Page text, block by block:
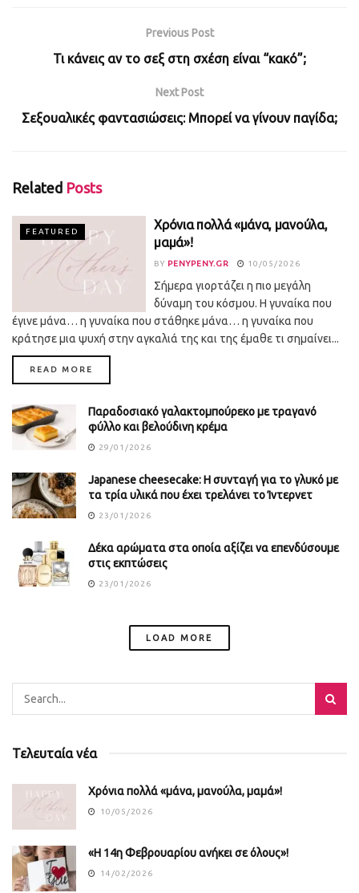
Previous Post
Τι κάνεις αν το σεξ στη σχέση είναι “κακό”;
Next Post
Σεξουαλικές φαντασιώσεις: Μπορεί να γίνουν παγίδα;
Related Posts
FEATURED
Χρόνια πολλά «μάνα, μανούλα,
μαμά»!
BY PENYPENY.GR 10/05/2026
Σήμερα γιορτάζει η πιο μεγάλη
δύναμη του κόσμου. Η γυναίκα που
έγινε μάνα… η γυναίκα που στάθηκε μάνα… η γυναίκα που
κράτησε μια ψυχή στην αγκαλιά της και της έμαθε τι σημαίνει...
READ MORE
Παραδοσιακό γαλακτομπούρεκο με τραγανό
φύλλο και βελούδινη κρέμα
29/01/2026
Japanese cheesecake: Η συνταγή για το γλυκό με
τα τρία υλικά που έχει τρελάνει το Ίντερνετ
23/01/2026
Δέκα αρώματα στα οποία αξίζει να επενδύσουμε
στις εκπτώσεις
23/01/2026
LOAD MORE
Τελευταία νέα
Χρόνια πολλά «μάνα, μανούλα, μαμά»!
10/05/2026
«Η 14η Φεβρουαρίου ανήκει σε όλους»!
14/02/2026